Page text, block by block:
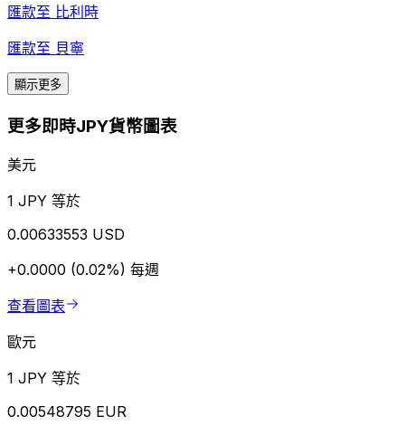
匯款至 比利時
匯款至 貝寧
顯示更多
更多即時JPY貨幣圖表
美元
1 JPY 等於
0.00633553 USD
+0.0000 (0.02%) 每週
查看圖表
歐元
1 JPY 等於
0.00548795 EUR